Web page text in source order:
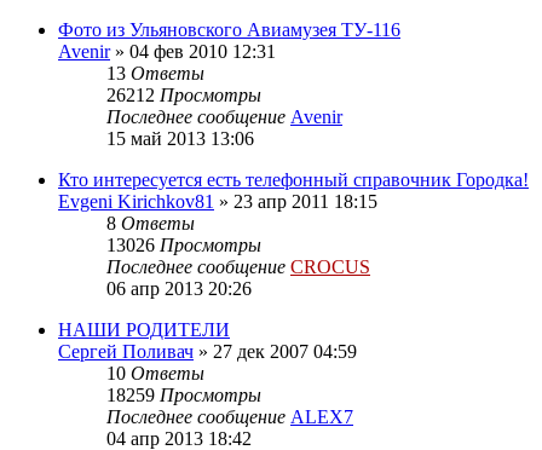
Фото из Ульяновского Авиамузея ТУ-116
Avenir» 04 фев 2010 12:31
13 Ответы
26212 Просмотры
Последнее сообщение Avenir
15 май 2013 13:06
Кто интересуется есть телефонный справочник Городка!
Evgeni Kirichkov81 » 23 апр 2011 18:15
8 Ответы
13026 Просмотры
Последнее сообщение CROCUS
06 апр 2013 20:26
НАШИ РОДИТЕЛИ
Сергей Поливач » 27 дек 2007 04:59
10 Ответы
18259 Просмотры
Последнее сообщение ALEX7
04 апр 2013 18:42